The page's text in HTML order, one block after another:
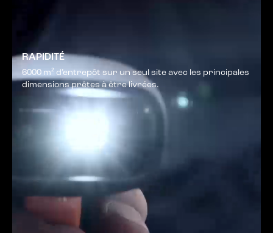
RAPIDITÉ
6000 m² d’entrepôt sur un seul site avec les principales
dimensions prêtes à être livrées.